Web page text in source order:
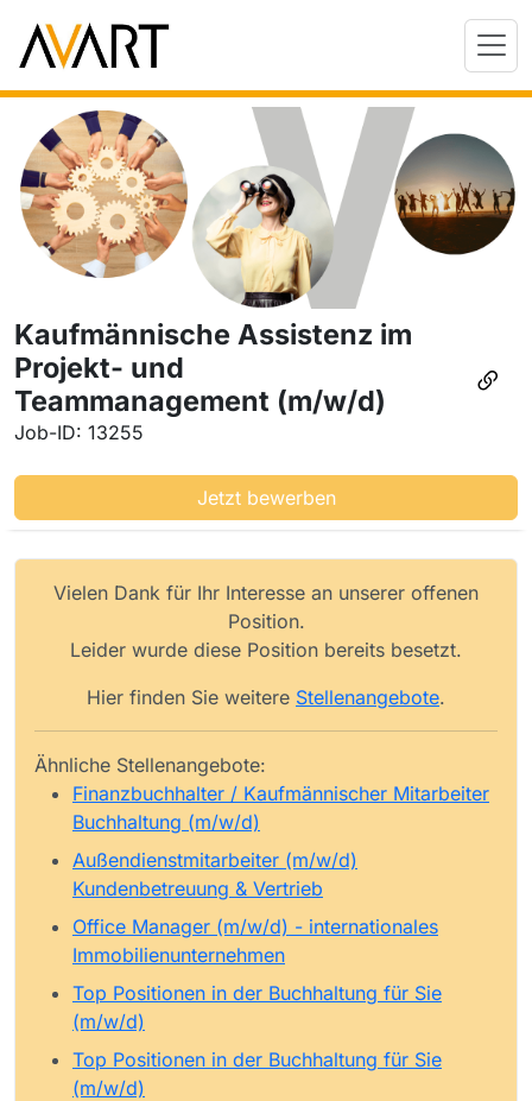
Kaufmännische Assistenz im
Projekt- und
Teammanagement (m/w/d)
Job-ID: 13255
Jetzt bewerben
Vielen Dank für Ihr Interesse an unserer offenen
Position.
Leider wurde diese Position bereits besetzt.
Hier finden Sie weitere Stellenangebote.
Ähnliche Stellenangebote:
Finanzbuchhalter / Kaufmännischer Mitarbeiter
Buchhaltung (m/w/d)
Außendienstmitarbeiter (m/w/d)
Kundenbetreuung & Vertrieb
Office Manager (m/w/d) - internationales
Immobilienunternehmen
Top Positionen in der Buchhaltung für Sie
(m/w/d)
Top Positionen in der Buchhaltung für Sie
(m/w/d)